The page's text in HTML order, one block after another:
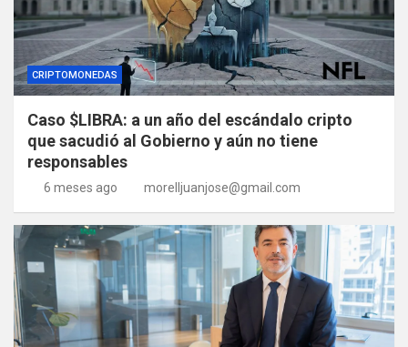
CRIPTOMONEDAS
Caso $LIBRA: a un año del escándalo cripto
que sacudió al Gobierno y aún no tiene
responsables
6 meses ago morelljuanjose@gmail.com